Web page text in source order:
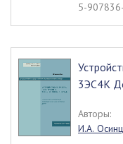
5-
3ЭС4К
Авторы:
И.А.